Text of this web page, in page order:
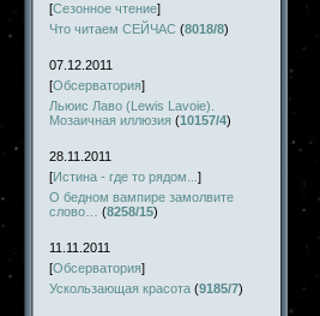
[Сезонное чтение]
Что читаем СЕЙЧАС (8018/8)
07.12.2011
[Обсерватория]
Льюис Лаво (Lewis Lavoie).
Мозаичная иллюзия (10157/4)
28.11.2011
[Истина - где то рядом... ]
О бедном вампире замолвите
слово…
(8258/15)
11.11.2011
[Обсерватория]
Ускользающая красота (9185/7)